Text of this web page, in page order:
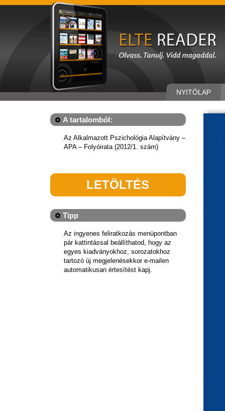
NYITÓLAP
A tartalomból:
Az Alkalmazott Pszichológia Alapítvány –
APA – Folyóirata (2012/1. szám)
LETÖLTÉS
Tipp
Az ingyenes feliratkozás menüpontban
pár kattintással beállíthatod, hogy az
egyes kiadványokhoz, sorozatokhoz
tartozó új megjelenésekkor e-mailen
automatikusan értesítést kapj.